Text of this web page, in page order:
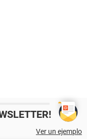
Ver un ejemplo